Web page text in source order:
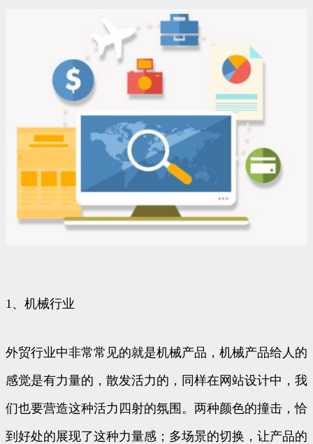
1、机械行业
外贸行业中非常常见的就是机械产品，机械产品给人的
感觉是有力量的，散发活力的，同样在网站设计中，我
们也要营造这种活力四射的氛围。两种颜色的撞击，恰
到好处的展现了这种力量感；多场景的切换，让产品的